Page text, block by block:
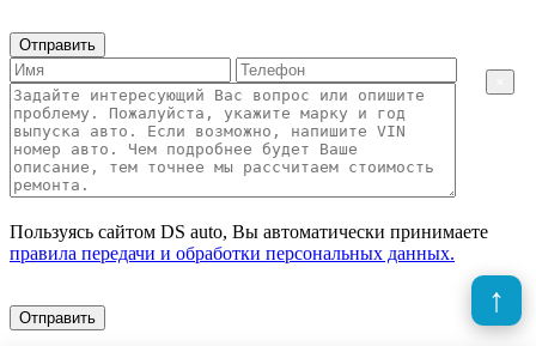
Отправить
Пользуясь сайтом DS auto, Вы автоматически принимаете
правила передачи и обработки персональных данных.
Отправить